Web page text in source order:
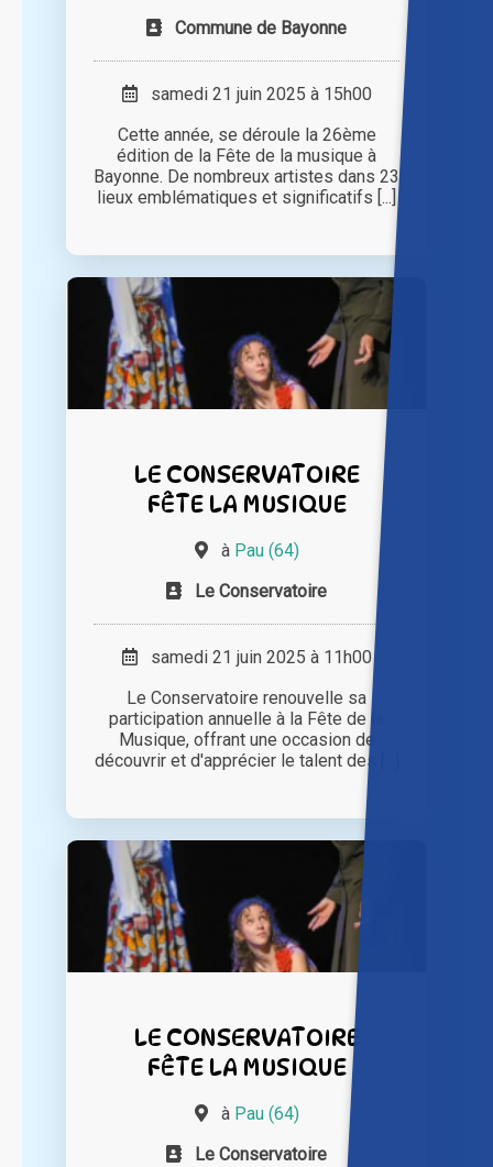
Commune de Bayonne
samedi 21 juin 2025 à 15h00
Cette année, se déroule la 26ème
édition de la Fête de la musique à
Bayonne. De nombreux artistes dans 23
lieux emblématiques et significatifs [...]
LE CONSERVATOIRE
FÊTE LA MUSIQUE
à Pau (64)
Le Conservatoire
samedi 21 juin 2025 à 11h00
Le Conservatoire renouvelle sa
participation annuelle à la Fête de la
Musique, offrant une occasion de
découvrir et d'apprécier le talent des [...]
LE CONSERVATOIRE
FÊTE LA MUSIQUE
à Pau (64)
Le Conservatoire